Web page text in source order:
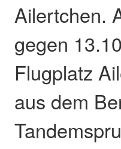
Ailertchen.
gegen
Flugplatz
aus dem